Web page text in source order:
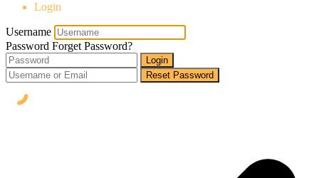
Login
Username
Password Forget Password?
Login
Reset Password